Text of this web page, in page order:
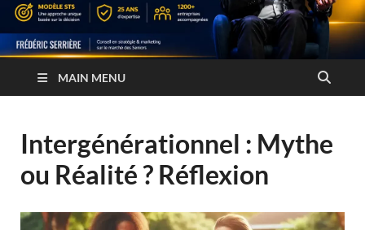
MAIN MENU
Intergénérationnel : Mythe
ou Réalité ? Réflexion